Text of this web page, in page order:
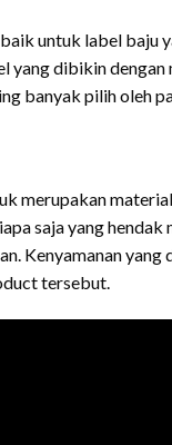
untuk label baju
yang dibikin
banyak pilih oleh
merupakan
saja yang
Kenyamanan
tersebut.